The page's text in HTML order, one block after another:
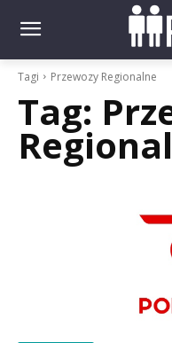
Tagi Przewozy Regionalne
Tag: